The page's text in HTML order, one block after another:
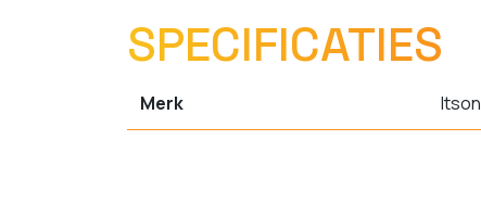
SPECIFICATIES
Merk Itson